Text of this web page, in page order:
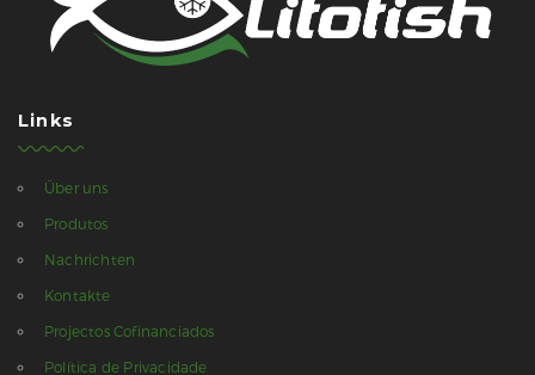
Links
Über uns
Produtos
Nachrichten
Kontakte
Projectos Cofinanciados
Política de Privacidade